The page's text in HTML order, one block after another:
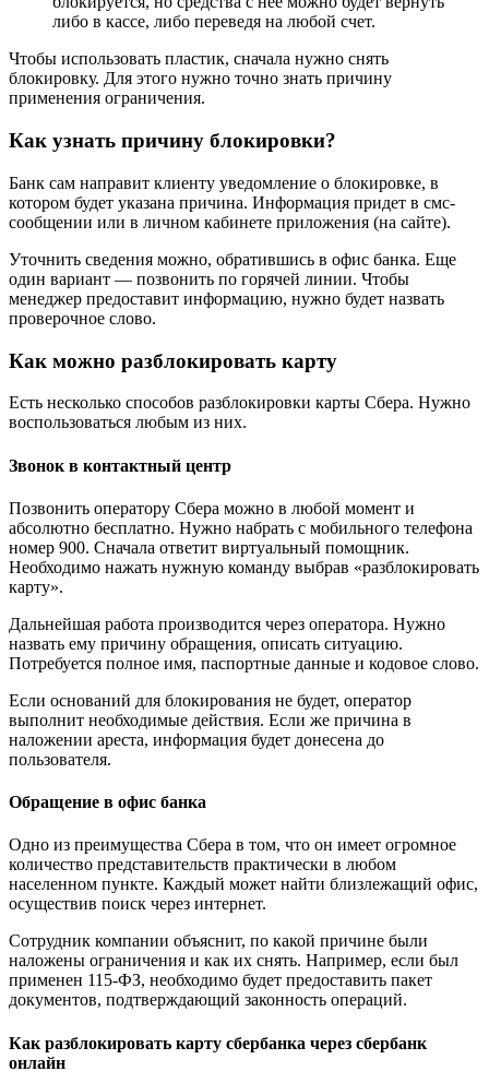
либо в кассе, либо переведя на любой счет.
Чтобы использовать пластик, сначала нужно снять
блокировку. Для этого нужно точно знать причину
применения ограничения.
Как узнать причину блокировки?
Банк сам направит клиенту уведомление о блокировке, в
котором будет указана причина. Информация придет в смс-
сообщении или в личном кабинете приложения (на сайте).
Уточнить сведения можно, обратившись в офис банка. Еще
один вариант — позвонить по горячей линии. Чтобы
менеджер предоставит информацию, нужно будет назвать
проверочное слово.
Как можно разблокировать карту
Есть несколько способов разблокировки карты Сбера. Нужно
воспользоваться любым из них.
Звонок в контактный центр
Позвонить оператору Сбера можно в любой момент и
абсолютно бесплатно. Нужно набрать с мобильного телефона
номер 900. Сначала ответит виртуальный помощник.
Необходимо нажать нужную команду выбрав «разблокировать
карту».
Дальнейшая работа производится через оператора. Нужно
назвать ему причину обращения, описать ситуацию.
Потребуется полное имя, паспортные данные и кодовое слово.
Если оснований для блокирования не будет, оператор
выполнит необходимые действия. Если же причина в
наложении ареста, информация будет донесена до
пользователя.
Обращение в офис банка
Одно из преимущества Сбера в том, что он имеет огромное
количество представительств практически в любом
населенном пункте. Каждый может найти близлежащий офис,
осуществив поиск через интернет.
Сотрудник компании объяснит, по какой причине были
наложены ограничения и как их снять. Например, если был
применен 115-ФЗ, необходимо будет предоставить пакет
документов, подтверждающий законность операций.
Как разблокировать карту сбербанка через сбербанк
онлайн